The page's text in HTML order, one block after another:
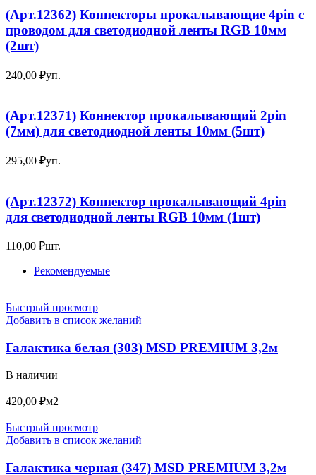
(Арт.12362) Коннекторы прокалывающие 4pin с
проводом для светодиодной ленты RGB 10мм
(2шт)
240,00 ₽уп.
(Арт.12371) Коннектор прокалывающий 2pin
(7мм) для светодиодной ленты 10мм (5шт)
295,00 ₽уп.
(Арт.12372) Коннектор прокалывающий 4pin
для светодиодной ленты RGB 10мм (1шт)
110,00 ₽шт.
Рекомендуемые
Быстрый просмотр
Добавить в список желаний
Галактика белая (303) MSD PREMIUM 3,2м
В наличии
420,00 ₽м2
Быстрый просмотр
Добавить в список желаний
Галактика черная (347) MSD PREMIUM 3,2м